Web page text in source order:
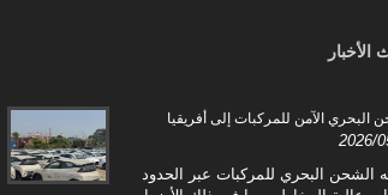
الأخبار
البحري الآمن للمركبات إلى أفريقيا
2026/
الشحن البحري للمركبات عبر الحدود